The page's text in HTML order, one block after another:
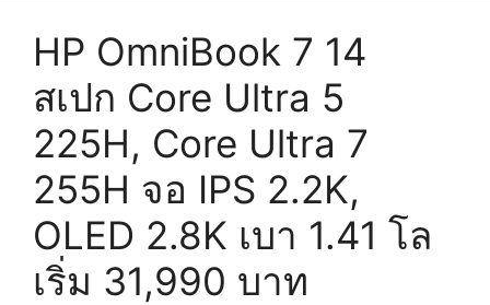
HP OmniBook 7 14
สเปก Core Ultra 5
225H, Core Ultra 7
255H จอ IPS 2.2K,
OLED 2.8K เบา 1.41 โล
เริ่ม 31,990 บาท